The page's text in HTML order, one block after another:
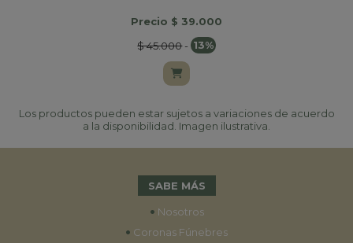
Precio $ 39.000
$ 45.000- 13%
Los productos pueden estar sujetos a variaciones de acuerdo
a la disponibilidad. Imagen ilustrativa.
SABE MÁS
• Nosotros
• Coronas Fúnebres